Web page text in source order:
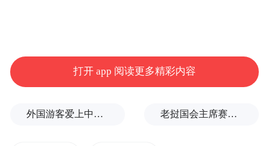
打开 app 阅读更多精彩内容
外国游客爱上中国旅拍、汉服和美甲 老挝国会主席赛宋蓬逝世